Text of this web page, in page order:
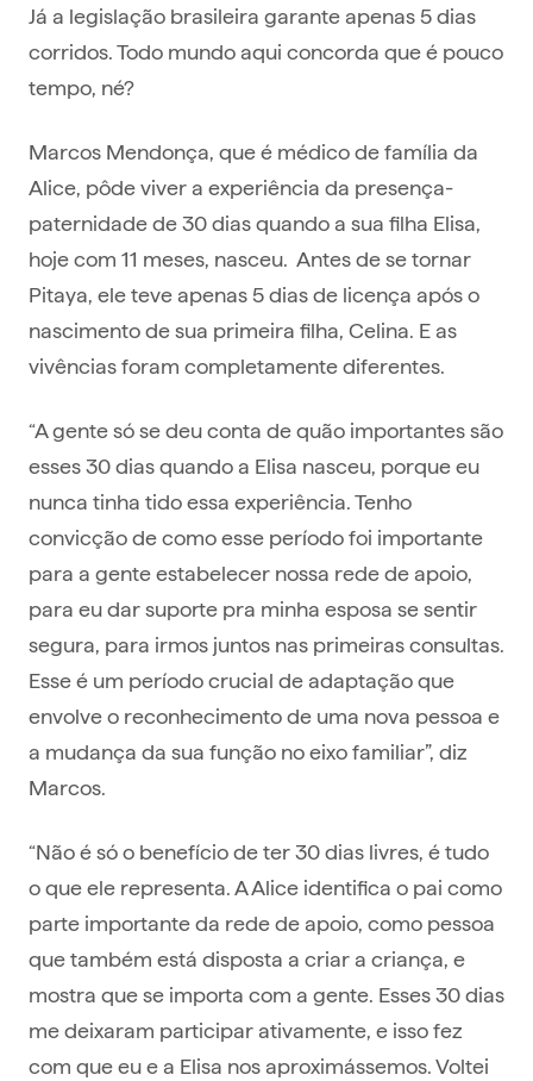
Já a legislação brasileira garante apenas 5 dias
corridos. Todo mundo aqui concorda que é pouco
tempo, né?
Marcos Mendonça, que é médico de família da
Alice, pôde viver a experiência da presença-
paternidade de 30 dias quando a sua filha Elisa,
hoje com 11 meses, nasceu. Antes de se tornar
Pitaya, ele teve apenas 5 dias de licença após o
nascimento de sua primeira filha, Celina. E as
vivências foram completamente diferentes.
“A gente só se deu conta de quão importantes são
esses 30 dias quando a Elisa nasceu, porque eu
nunca tinha tido essa experiência. Tenho
convicção de como esse período foi importante
para a gente estabelecer nossa rede de apoio,
para eu dar suporte pra minha esposa se sentir
segura, para irmos juntos nas primeiras consultas.
Esse é um período crucial de adaptação que
envolve o reconhecimento de uma nova pessoa e
a mudança da sua função no eixo familiar”, diz
Marcos.
“Não é só o benefício de ter 30 dias livres, é tudo
o que ele representa. A Alice identifica o pai como
parte importante da rede de apoio, como pessoa
que também está disposta a criar a criança, e
mostra que se importa com a gente. Esses 30 dias
me deixaram participar ativamente, e isso fez
com que eu e a Elisa nos aproximássemos. Voltei